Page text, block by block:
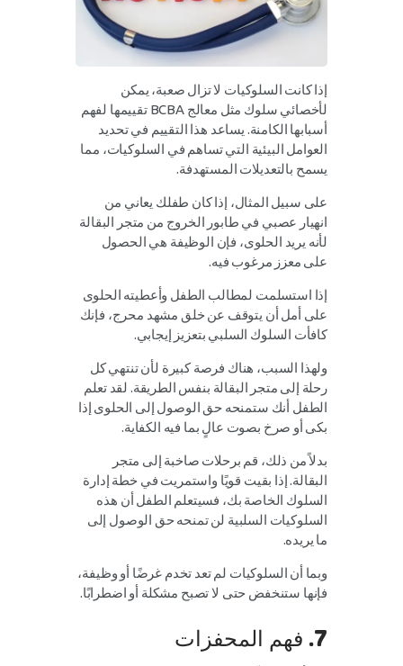
إذا كانت السلوكيات لا تزال صعبة، يمكن
لأخصائي سلوك مثل معالج BCBA تقييمها لفهم
أسبابها الكامنة. يساعد هذا التقييم في تحديد
العوامل البيئية التي تساهم في السلوكيات، مما
يسمح بالتعديلات المستهدفة.
على سبيل المثال، إذا كان طفلك يعاني من
انهيار عصبي في طابور الخروج من متجر البقالة
لأنه يريد الحلوى، فإن الوظيفة هي الحصول
على معزز مرغوب فيه.
إذا استسلمت لمطالب الطفل وأعطيته الحلوى
على أمل أن يتوقف عن خلق مشهد محرج، فإنك
كافأت السلوك السلبي بتعزيز إيجابي.
ولهذا السبب، هناك فرصة كبيرة لأن تنتهي كل
رحلة إلى متجر البقالة بنفس الطريقة. لقد تعلم
الطفل أنك ستمنحه حق الوصول إلى الحلوى إذا
بكى أو صرخ بصوت عالٍ بما فيه الكفاية.
بدلاً من ذلك، قم برحلات صاخبة إلى متجر
البقالة. إذا بقيت قويًا واستمريت في خطة إدارة
السلوك الخاصة بك، فسيتعلم الطفل أن هذه
السلوكيات السلبية لن تمنحه حق الوصول إلى
ما يريده.
وبما أن السلوكيات لم تعد تخدم غرضًا أو وظيفة،
فإنها ستنخفض حتى لا تصبح مشكلة أو اضطرابًا.
7. فهم المحفزات